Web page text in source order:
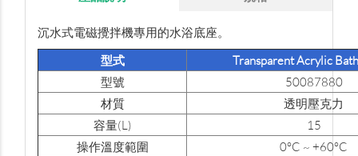
沉水式電磁攪拌機專用的水浴底座。
型式
Transparent Acrylic
型號
50087880
材質
透明壓克力
容量(L)
15
操作溫度範圍
0°C ~ +60°C